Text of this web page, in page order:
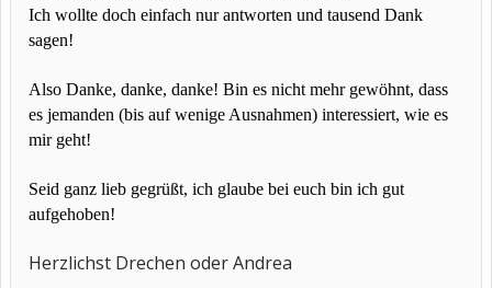
Ich wollte doch einfach nur antworten und tausend Dank
sagen!
Also Danke, danke, danke! Bin es nicht mehr gewöhnt, dass
es jemanden (bis auf wenige Ausnahmen) interessiert, wie es
mir geht!
Seid ganz lieb gegrüßt, ich glaube bei euch bin ich gut
aufgehoben!
Herzlichst Drechen oder Andrea